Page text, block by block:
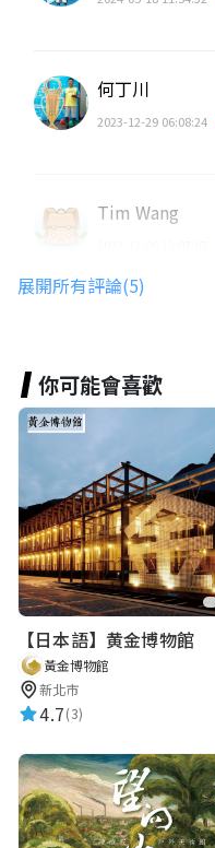
何丁川
2023-12-29 06:08:24
Tim Wang
Sanhom
世界的神
2023-11-30 20:02:41
展開所有評論(5)
你可能會喜歡
【日本語】黄金博物館
黃金博物館
新北市
4.7(3)